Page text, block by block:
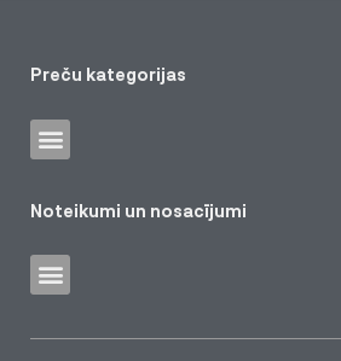
Preču kategorijas
Noteikumi un nosacījumi